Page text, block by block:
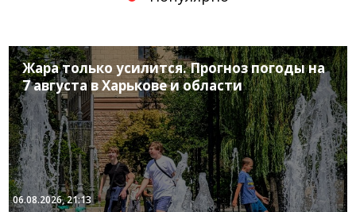
Жара только усилится. Прогноз погоды на
7 августа в Харькове и области
06.08.2026, 21:13